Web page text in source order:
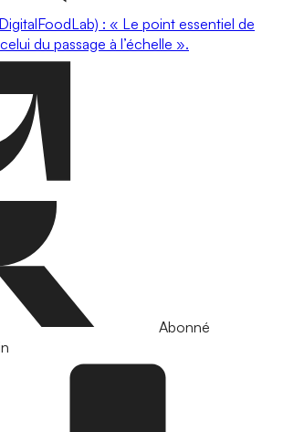
: « Le point essentiel de
du passage à l’échelle ».
Abonné